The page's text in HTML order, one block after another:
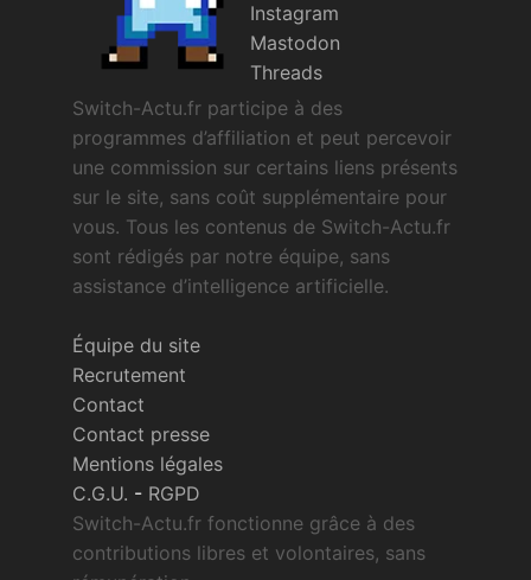
Instagram
Mastodon
Threads
Switch-Actu.fr participe à des
programmes d’affiliation et peut percevoir
une commission sur certains liens présents
sur le site, sans coût supplémentaire pour
vous. Tous les contenus de Switch-Actu.fr
sont rédigés par notre équipe, sans
assistance d’intelligence artificielle.
Équipe du site
Recrutement
Contact
Contact presse
Mentions légales
C.G.U. - RGPD
Switch-Actu.fr fonctionne grâce à des
contributions libres et volontaires, sans